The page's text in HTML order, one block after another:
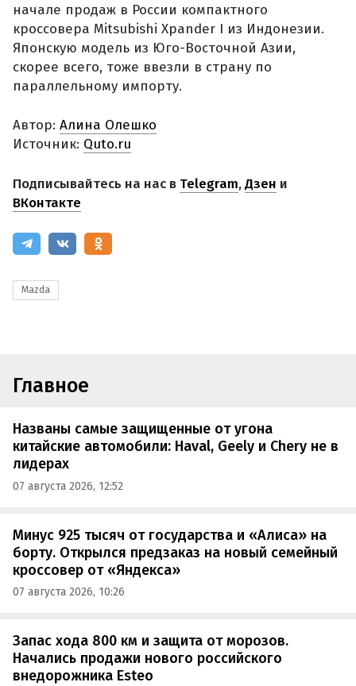
начале продаж в России компактного
кроссовера Mitsubishi Xpander I из Индонезии.
Японскую модель из Юго-Восточной Азии,
скорее всего, тоже ввезли в страну по
параллельному импорту.
Автор: Алина Олешко
Источник: Quto.ru
Подписывайтесь на нас в Telegram,Дзен и
ВКонтакте
Mazda
Главное
Названы самые защищенные от угона
китайские автомобили: Haval, Geely и Chery не в
лидерах
07 августа 2026, 12:52
Минус 925 тысяч от государства и «Алиса» на
борту. Открылся предзаказ на новый семейный
кроссовер от «Яндекса»
07 августа 2026, 10:26
Запас хода 800 км и защита от морозов.
Начались продажи нового российского
внедорожника Esteo